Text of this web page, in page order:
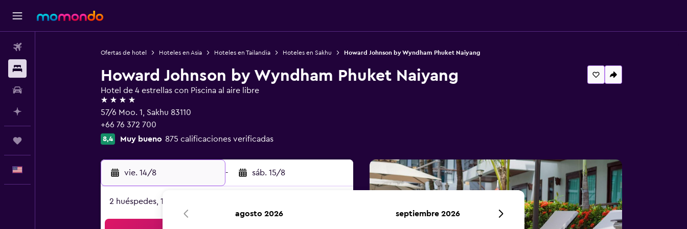
Ofertas de hotel Hoteles en Asia Hoteles en Tailandia Hoteles en Sakhu Howard Johnson by Wyndham Phuket Naiyang
Howard Johnson by Wyndham Phuket Naiyang
Hotel de 4 estrellas con Piscina al aire libre
4 estrellas
57/6 Moo. 1, Sakhu 83110
+66 76 372 700
8,4 Muy bueno 875 calificaciones verificadas
vie. 14/8 - sáb. 15/8
2 huéspedes, 1 habitación
agosto 2026 septiembre 2026